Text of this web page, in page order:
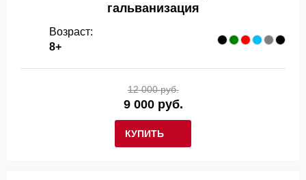
гальванизация
Возраст:
8+
КУПИТЬ
12 000 руб.
9 000 руб.